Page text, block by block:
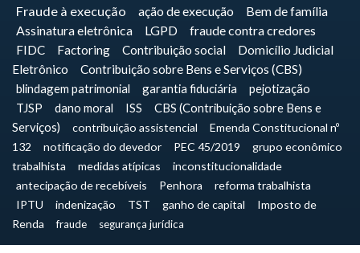
Fraude à execução
ação de execução
Bem de família
Assinatura eletrônica
LGPD fraude contra credores
FIDC Factoring Contribuição social
Domicílio Judicial
Eletrônico
Contribuição sobre Bens e Serviços (CBS)
blindagem patrimonial
garantia fiduciária
pejotização
TJSP
dano moral ISS
CBS (Contribuição sobre Bens e
Serviços)
contribuição assistencial
Emenda Constitucional nº
132
notificação do devedor PEC 45/2019
grupo econômico
trabalhista
medidas atípicas
inconstitucionalidade
antecipação de recebíveis
Penhora
reforma trabalhista
IPTU
indenização TST ganho de capital
Imposto de
Renda
fraude segurança jurídica